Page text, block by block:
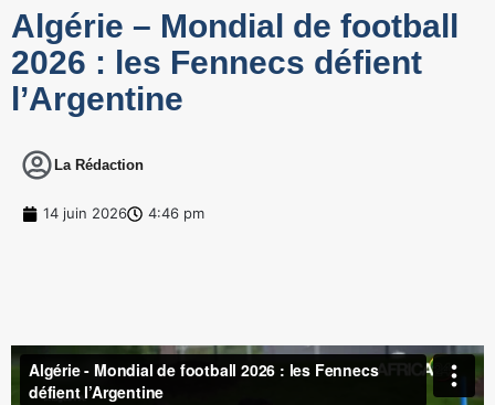
Algérie – Mondial de football
2026 : les Fennecs défient
l’Argentine
La Rédaction
14 juin 2026 4:46 pm